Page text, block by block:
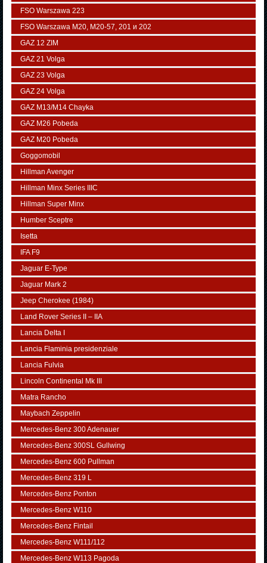
FSO Warszawa 223
FSO Warszawa М20, M20-57, 201 и 202
GAZ 12 ZIM
GAZ 21 Volga
GAZ 23 Volga
GAZ 24 Volga
GAZ M13/M14 Chayka
GAZ M26 Pobeda
GAZ М20 Pobeda
Goggomobil
Hillman Avenger
Hillman Minx Series IIIC
Hillman Super Minx
Humber Sceptre
Isetta
IFA F9
Jaguar E-Type
Jaguar Mark 2
Jeep Cherokee (1984)
Land Rover Series II – IIA
Lancia Delta I
Lancia Flaminia presidenziale
Lancia Fulvia
Lincoln Continental Mk III
Matra Rancho
Maybach Zeppelin
Mercedes-Benz 300 Adenauer
Mercedes-Benz 300SL Gullwing
Mercedes-Benz 600 Pullman
Mercedes-Benz 319 L
Mercedes-Benz Ponton
Mercedes-Benz W110
Mercedes-Benz Fintail
Mercedes-Benz W111/112
Mercedes-Benz W113 Pagoda